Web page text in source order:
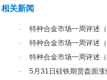
相关新闻
·
特种合金市场一周评述
·
特种合金市场一周评述
·
特种合金市场一周评述
·
5月31日硅铁期货盘面